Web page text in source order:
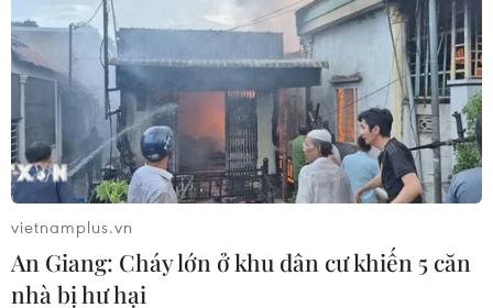
vietnamplus.vn
An Giang: Cháy lớn ở khu dân cư khiến 5 căn
nhà bị hư hại